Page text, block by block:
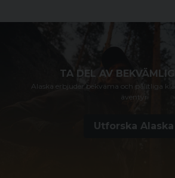
TA DEL AV
Alaska erbjuder bekväma och pålitliga
äventyr
Utforska Alaska